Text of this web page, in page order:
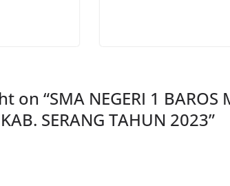
on “SMA NEGERI 1 BAROS
SERANG TAHUN 2023”